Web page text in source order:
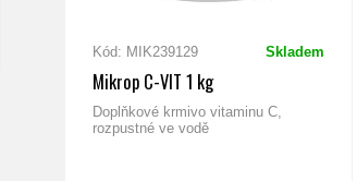
Kód: MIK239129 Skladem
Mikrop C-VIT 1 kg
Doplňkové krmivo vitaminu C,
rozpustné ve vodě